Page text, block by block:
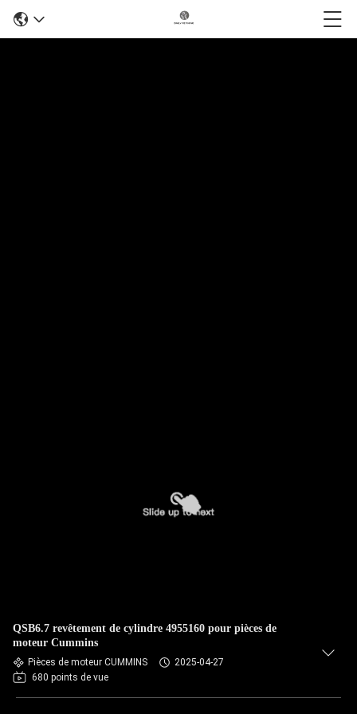
QSB6.7 revêtement de cylindre 4955160 pour pièces de
moteur Cummins
Pièces de moteur CUMMINS
2025-04-27
680 points de vue